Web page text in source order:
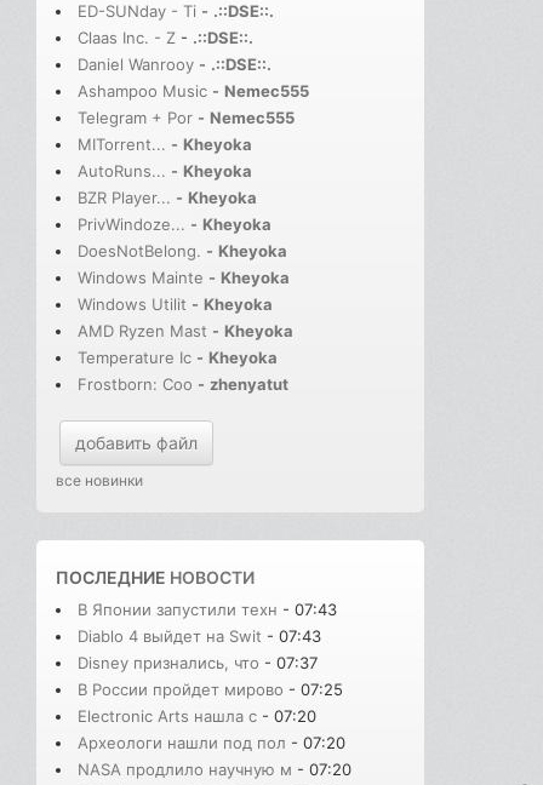
ED-SUNday - Ti - .::DSE::.
Claas Inc. - Z - .::DSE::.
Daniel Wanrooy - .::DSE::.
Ashampoo Music - Nemec555
Telegram + Por - Nemec555
MITorrent... - Kheyoka
AutoRuns... - Kheyoka
BZR Player... - Kheyoka
PrivWindoze... - Kheyoka
DoesNotBelong. - Kheyoka
Windows Mainte - Kheyoka
Windows Utilit - Kheyoka
AMD Ryzen Mast - Kheyoka
Temperature Ic - Kheyoka
Frostborn: Coo - zhenyatut
добавить файл
все новинки
ПОСЛЕДНИЕ НОВОСТИ
В Японии запустили техн - 07:43
Diablo 4 выйдет на Swit - 07:43
Disney признались, что - 07:37
В России пройдет мирово - 07:25
Electronic Arts нашла с - 07:20
Археологи нашли под пол - 07:20
NASA продлило научную м - 07:20